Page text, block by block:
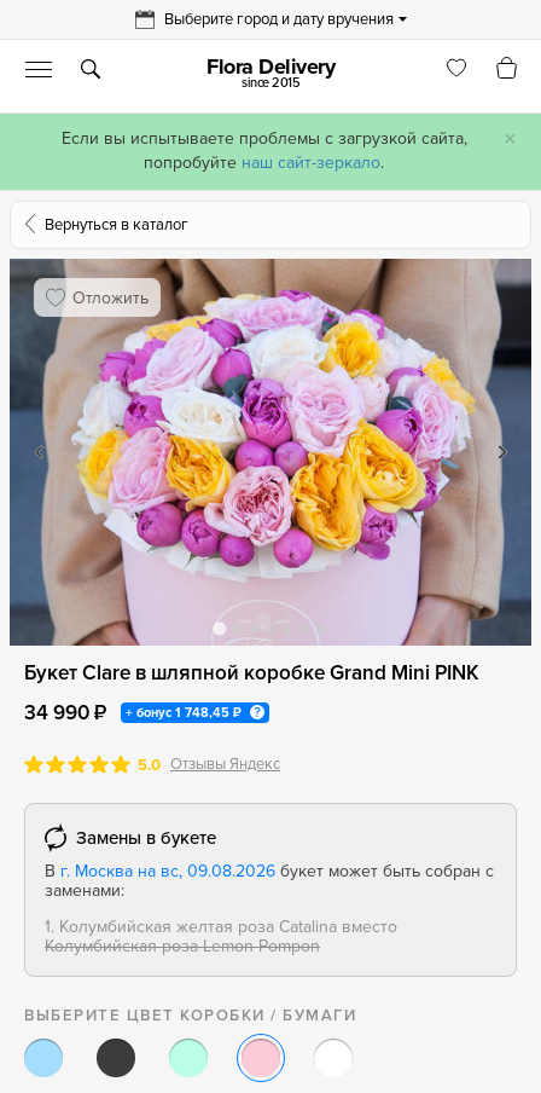
×
Если вы испытываете проблемы с загрузкой сайта,
попробуйте наш сайт-зеркало.
Выберите город и дату вручения
Flora Delivery
since 2015
Вернуться в каталог
Отложить
Букет Clare в шляпной коробке Grand Mini PINK
34 990 ₽
+ бонус 1 748,45 ₽
5.0 Отзывы Яндекс
Замены в букете
В г. Москва на вс, 09.08.2026 букет может быть собран с
заменами:
1. Колумбийская желтая роза Catalina вместо
Колумбийская роза Lemon Pompon
ВЫБЕРИТЕ ЦВЕТ КОРОБКИ / БУМАГИ